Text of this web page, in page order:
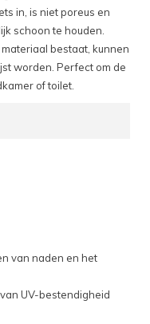
in, is niet poreus en
schoon te houden.
bestaat, kunnen
worden. Perfect om de
of toilet.
van naden en het
UV-bestendigheid